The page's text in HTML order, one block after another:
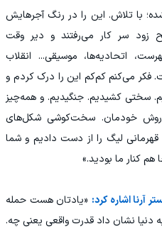
با تلاش. این را در رنگ آجرهایش
زود سر کار می‌رفتند و دیر وقت
اتحادیه‌ها، موسیقی... انقلاب
فکر می‌کنم کم‌کم این را درک کردم و
سختی کشیدیم. جنگیدیم. و همه‌چیز
روش خودمان. سخت‌کوشی شکل‌های
لیگ را از دست دادیم و شما
هم کنار ما بودید.»
آرنا اشاره کرد: «یادتان هست حمله
دنیا نشان داد قدرت واقعی یعنی چه.